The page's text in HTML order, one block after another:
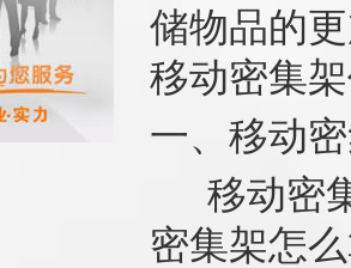
储物品的
移动密集
一、移动
移动密集
密集架怎